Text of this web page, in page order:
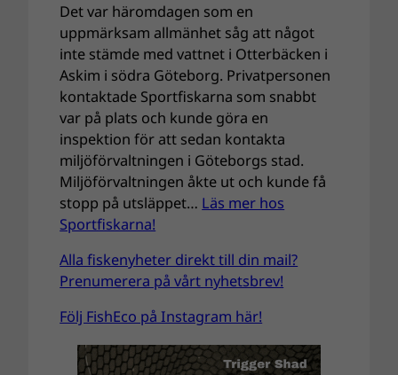
Det var häromdagen som en
uppmärksam allmänhet såg att något
inte stämde med vattnet i Otterbäcken i
Askim i södra Göteborg. Privatpersonen
kontaktade Sportfiskarna som snabbt
var på plats och kunde göra en
inspektion för att sedan kontakta
miljöförvaltningen i Göteborgs stad.
Miljöförvaltningen åkte ut och kunde få
stopp på utsläppet… Läs mer hos
Sportfiskarna!
Alla fiskenyheter direkt till din mail?
Prenumerera på vårt nyhetsbrev!
Följ FishEco på Instagram här!